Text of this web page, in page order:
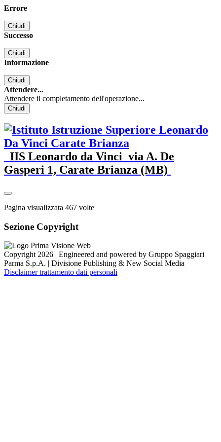
Errore
Chiudi
Successo
Chiudi
Informazione
Chiudi
Attendere...
Attendere il completamento dell'operazione...
Chiudi
IIS Leonardo da Vinci via A. De
Gasperi 1, Carate Brianza (MB)
Pagina visualizzata 467 volte
Sezione Copyright
Copyright 2026 | Engineered and powered by Gruppo Spaggiari
Parma S.p.A. | Divisione Publishing & New Social Media
Disclaimer trattamento dati personali